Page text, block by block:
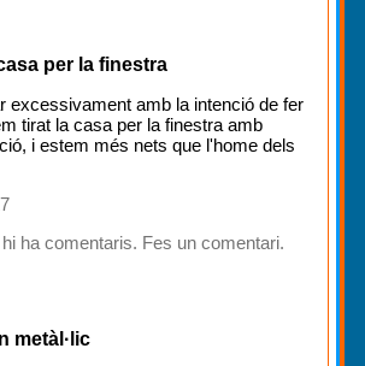
per la finestra
excessivament amb la intenció de fer
tirat la casa per la finestra amb
i estem més nets que l'home dels
ha comentaris. Fes un comentari.
metàl·lic